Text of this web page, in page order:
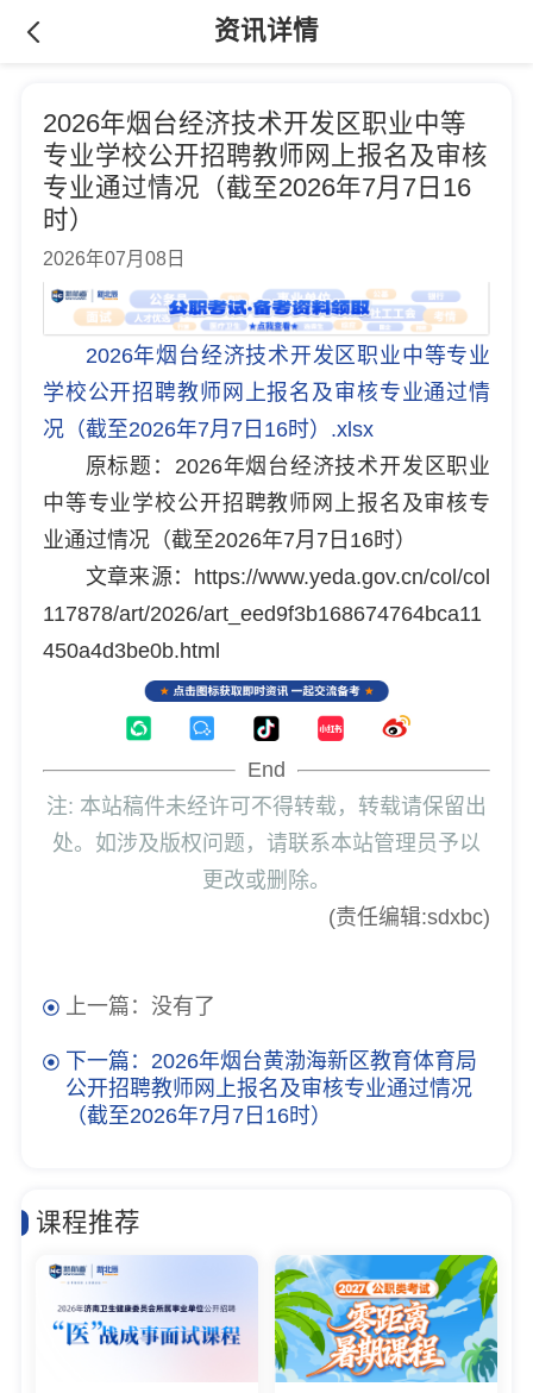
资讯详情
2026年烟台经济技术开发区职业中等
专业学校公开招聘教师网上报名及审核
专业通过情况（截至2026年7月7日16
时）
2026年07月08日
2026年烟台经济技术开发区职业中等专业
学校公开招聘教师网上报名及审核专业通过情
况（截至2026年7月7日16时）.xlsx
原标题：2026年烟台经济技术开发区职业
中等专业学校公开招聘教师网上报名及审核专
业通过情况（截至2026年7月7日16时）
文章来源：https://www.yeda.gov.cn/col/col
117878/art/2026/art_eed9f3b168674764bca11
450a4d3be0b.html
End
注: 本站稿件未经许可不得转载，转载请保留出
处。如涉及版权问题，请联系本站管理员予以
更改或删除。
(责任编辑:sdxbc)
上一篇：没有了
下一篇：2026年烟台黄渤海新区教育体育局
公开招聘教师网上报名及审核专业通过情况
（截至2026年7月7日16时）
课程推荐